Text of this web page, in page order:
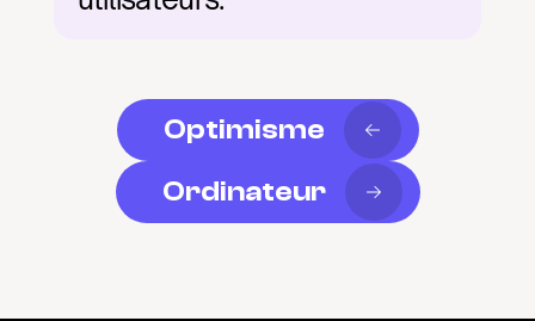
Optimisme
Ordinateur